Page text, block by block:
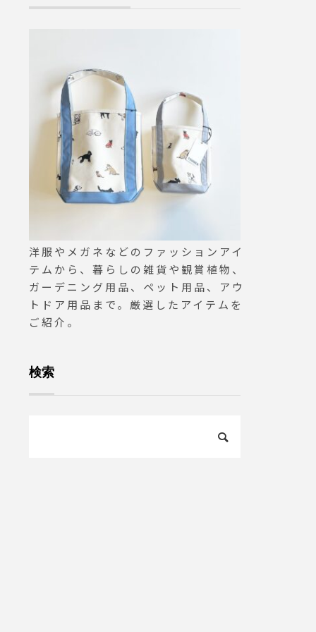
洋服やメガネなどのファッションアイ
テムから、暮らしの雑貨や観賞植物、
ガーデニング用品、ペット用品、アウ
トドア用品まで。厳選したアイテムを
ご紹介。
検索